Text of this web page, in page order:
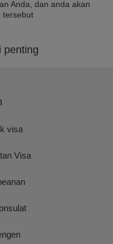
Anda, dan anda akan
tersebut
penting
visa
Visa